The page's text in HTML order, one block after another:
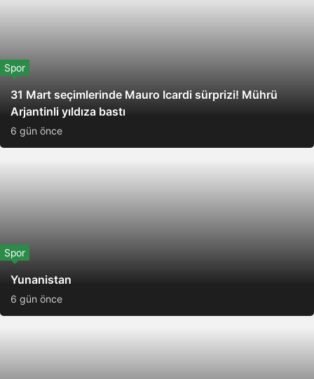
31 Mart seçimlerinde Mauro Icardi sürprizi! Mührü
Arjantinli yıldıza bastı
Spor
6 gün önce
Yunanistan
Spor
6 gün önce